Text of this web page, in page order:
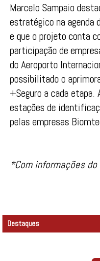
Marcelo Sampaio
estratégico na agenda
e que o projeto conta
participação de
do Aeroporto
possibilitado o
+Seguro a cada etapa.
estações de
pelas empresas
*Com informações do
Destaques